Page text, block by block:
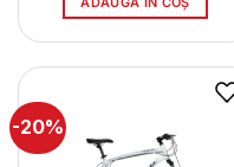
fost:
-20%